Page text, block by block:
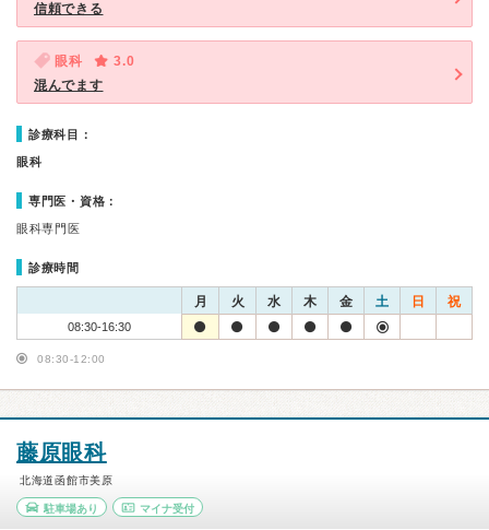
信頼できる
眼科
3.0
混んでます
診療科目：
眼科
専門医・資格：
眼科専門医
診療時間
月 火 水 木 金 土 日 祝
08:30-16:30
08:30-12:00
藤原眼科
北海道函館市美原
駐車場あり マイナ受付